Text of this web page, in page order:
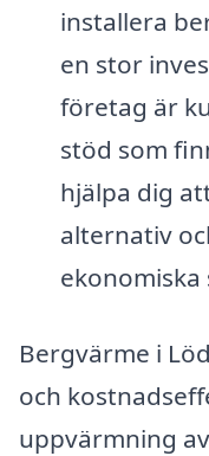
installera
en stor
företag är
stöd som
hjälpa dig
alternativ
ekonomiska
Bergvärme i
och
uppvärmning